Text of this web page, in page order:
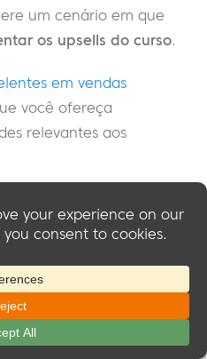
um cenário em que
os upsells do curso.
em vendas
você ofereça
relevantes aos
de uma
cursos avançados ou
nessa área.
a experiência de